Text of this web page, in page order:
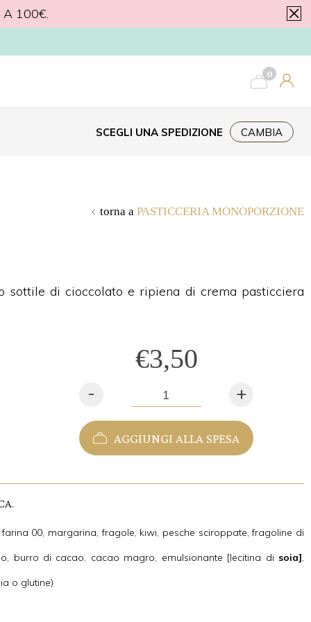
A 100€.
0
SCEGLI UNA SPEDIZIONE CAMBIA
torna a PASTICCERIA MONOPORZIONE
sottile di cioccolato e ripiena di crema pasticciera
€3,50
- +
AGGIUNGI ALLA SPESA
farina 00, margarina, fragole, kiwi, pesche sciroppate, fragoline di
burro di cacao, cacao magro, emulsionante [lecitina di soia],
o glutine)